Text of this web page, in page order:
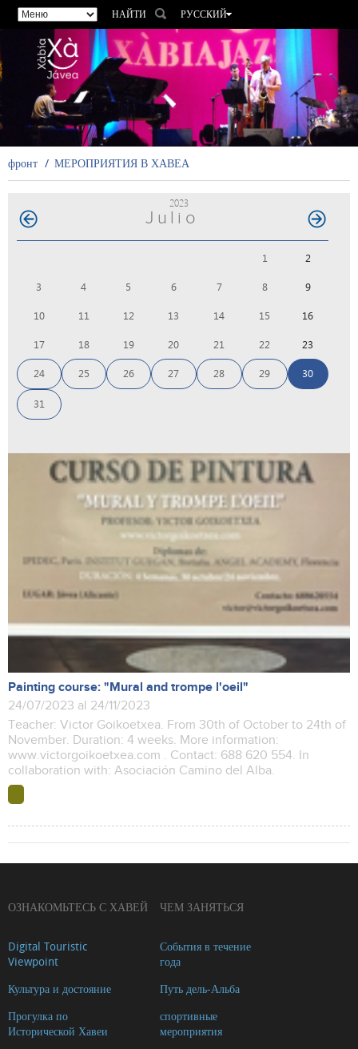
НАЙТИ
РУССКИЙ
ESPAÑOL
VALENCIÀ
FRANÇAIS
DEUTSCH
фронт МЕРОПРИЯТИЯ В ХАВЕА
2023
Julio
1 2
3 4 5 6 7 8 9
10 11 12 13 14 15 16
17 18 19 20 21 22 23
24 25 26 27 28 29 30
31
Painting course: "Mural and trompe l'oeil"
24/07/2023 al 24/11/2023
Teacher: Victor Goikoetxea. From 30th of October to 24th of
November. Duration: 4 weeks. More information:
www.victorgoikoetxea.com . Contact: 688 620 554. In
collaboration with: Asociación Camino del Alba.
ОЗНАКОМЬТЕСЬ С ХАВЕЙ
Digital Touristic
Viewpoint
Культура и достояние
Прогулка по
Исторической Хавеи
ЧЕМ ЗАНЯТЬСЯ
События в течение
года
Путь дель-Альба
спортивные
мероприятия